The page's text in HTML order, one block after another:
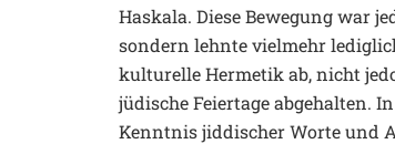
Haskala. Diese Bewegung war
sondern lehnte vielmehr
kulturelle Hermetik ab, nicht
jüdische Feiertage abgehalten.
Kenntnis jiddischer Worte und